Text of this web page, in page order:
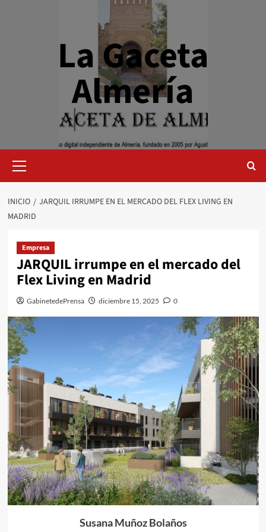
La Gaceta
Almería
primario
INICIO
JARQUIL IRRUMPE EN EL MERCADO DEL FLEX LIVING EN
MADRID
Empresa
JARQUIL irrumpe en el mercado del
Flex Living en Madrid
GabinetedePrensa diciembre 15, 2025 0
Susana Muñoz Bolaños